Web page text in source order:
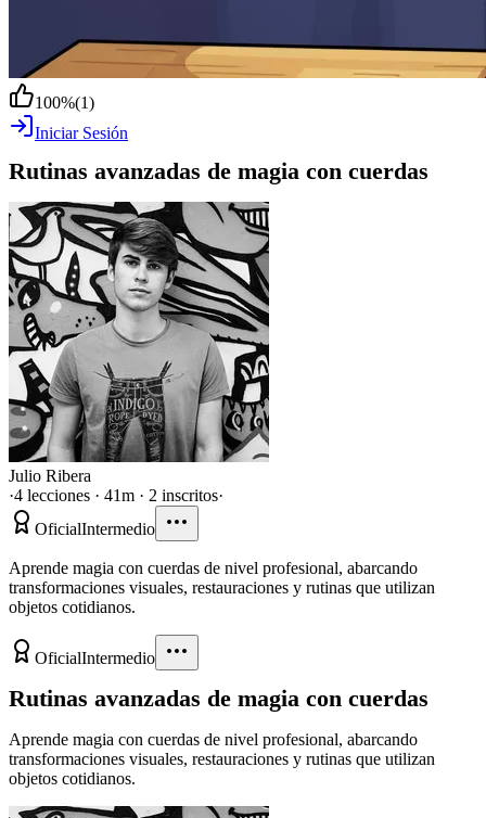
100%(1)
Iniciar Sesión
Rutinas avanzadas de magia con cuerdas
Julio Ribera
·4 lecciones · 41m · 2 inscritos·
OficialIntermedio
Aprende magia con cuerdas de nivel profesional, abarcando
transformaciones visuales, restauraciones y rutinas que utilizan
objetos cotidianos.
OficialIntermedio
Rutinas avanzadas de magia con cuerdas
Aprende magia con cuerdas de nivel profesional, abarcando
transformaciones visuales, restauraciones y rutinas que utilizan
objetos cotidianos.